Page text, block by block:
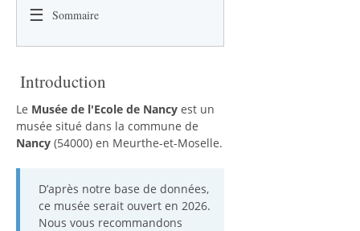
☰ Sommaire
Introduction
Le Musée de l'Ecole de Nancy est un
musée situé dans la commune de
Nancy (54000) en Meurthe-et-Moselle.
D’après notre base de données,
ce musée serait ouvert en 2026.
Nous vous recommandons